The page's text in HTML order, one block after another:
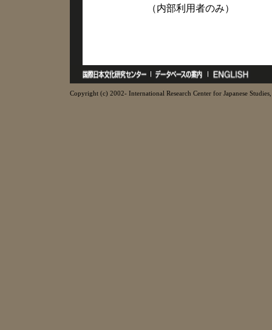
（内部利用者のみ）
Copyright (c) 2002- International Research Center for Japanese